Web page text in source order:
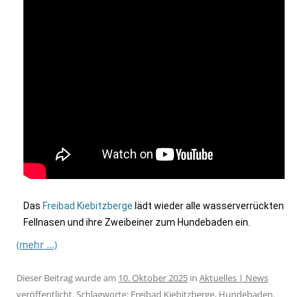
Das Freibad Kiebitzberge lädt wieder alle wasserverrückten
Fellnasen und ihre Zweibeiner zum Hundebaden ein.
(mehr …)
Dieser Beitrag wurde am 10. Oktober 2025 in Aktuelles | News
veröffentlicht. Schlagworte: Freibad Kiebitzberge, Hundebaden.